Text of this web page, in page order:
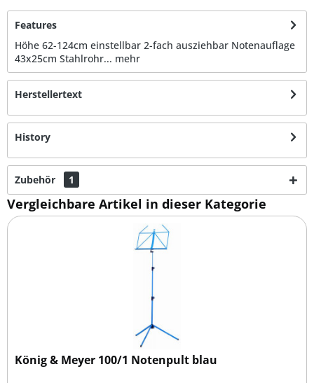
Features
Höhe 62-124cm einstellbar 2-fach ausziehbar Notenauflage
43x25cm Stahlrohr... mehr
Herstellertext
History
Zubehör 1
Vergleichbare Artikel in dieser Kategorie
König & Meyer 100/1 Notenpult blau